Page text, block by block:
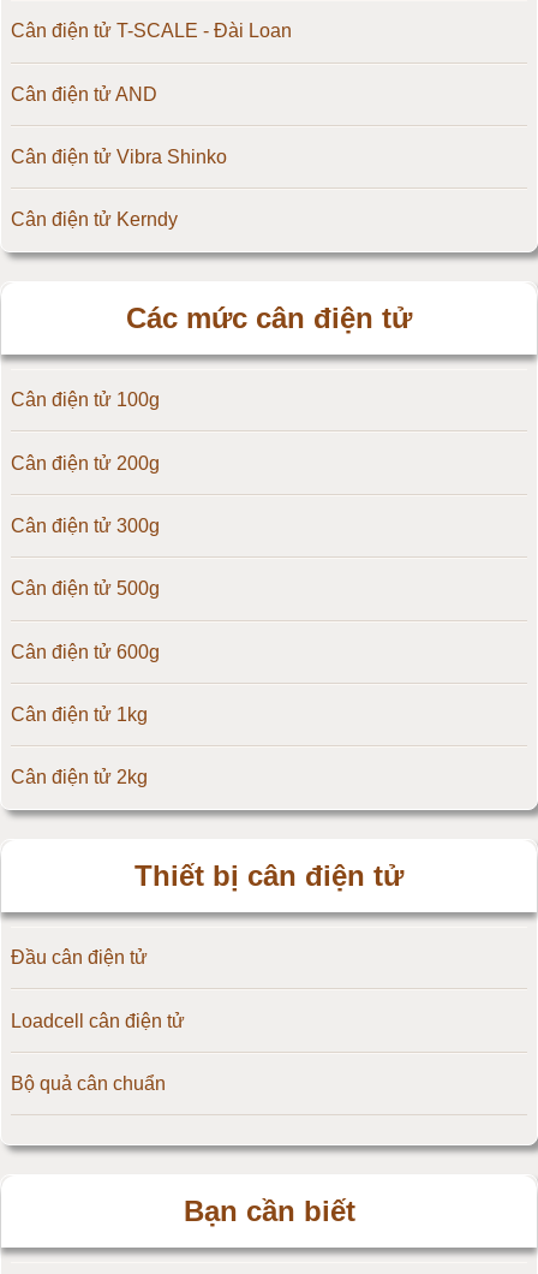
Cân điện tử T-SCALE - Đài Loan
Cân điện tử AND
Cân điện tử Vibra Shinko
Cân điện tử Kerndy
Cân điện tử OCS
Cân điện tử Digi
Cân điện tử TNP Scacle
Cân điện tử CAS Hàn Quốc
Cân điện tử Yaohua
Cân điện tử Amcells
Đầu cân điện tử Flintec
Các mức cân điện tử
Cân điện tử 100g
Cân điện tử 200g
Cân điện tử 300g
Cân điện tử 500g
Cân điện tử 600g
Cân điện tử 1kg
Cân điện tử 2kg
Cân điện tử 10kg
Cân điện tử 15kg
Cân điện tử 20kg
Cân điện tử 25kg
Thiết bị cân điện tử
Đầu cân điện tử
Loadcell cân điện tử
Bộ quả cân chuẩn
Bạn cần biết